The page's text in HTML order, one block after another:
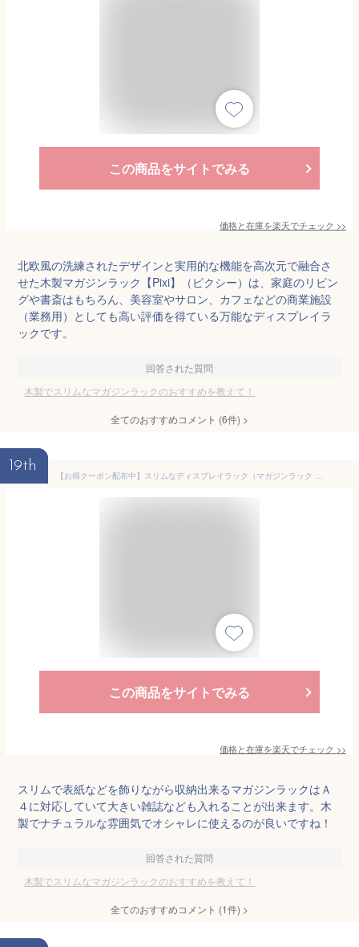
この商品をサイトでみる
価格と在庫を楽天でチェック >>
北欧風の洗練されたデザインと実用的な機能を高次元で融合さ
せた木製マガジンラック【Pixi】（ピクシー）は、家庭のリビン
グや書斎はもちろん、美容室やサロン、カフェなどの商業施設
（業務用）としても高い評価を得ている万能なディスプレイラ
ックです。
回答された質問
木製でスリムなマガジンラックのおすすめを教えて！
全てのおすすめコメント (6件) >
19th
【お得クーポン配布中】スリムなディスプレイラック（マガジンラック A4 収納 雑誌 本 本棚 ディスプレイスタンド 木製 ブックスタンド 見せる収納 コンパクト ディスプレイ 省スペース リビング収納 CD DVD ラック オープンラック 白 ホワイト ブラウン ナチュラル）
この商品をサイトでみる
価格と在庫を楽天でチェック >>
スリムで表紙などを飾りながら収納出来るマガジンラックはＡ
４に対応していて大きい雑誌なども入れることが出来ます。木
製でナチュラルな雰囲気でオシャレに使えるのが良いですね！
回答された質問
木製でスリムなマガジンラックのおすすめを教えて！
全てのおすすめコメント (1件) >